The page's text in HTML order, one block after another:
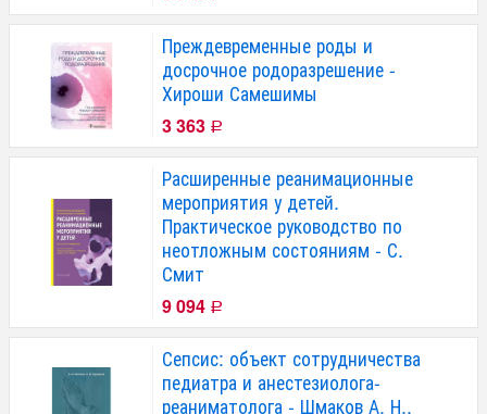
Преждевременные роды и
досрочное родоразрешение -
Хироши Самешимы
3 363 Р
Расширенные реанимационные
мероприятия у детей.
Практическое руководство по
неотложным состояниям - С.
Смит
9 094 Р
Сепсис: объект сотрудничества
педиатра и анестезиолога-
реаниматолога - Шмаков А. Н.,